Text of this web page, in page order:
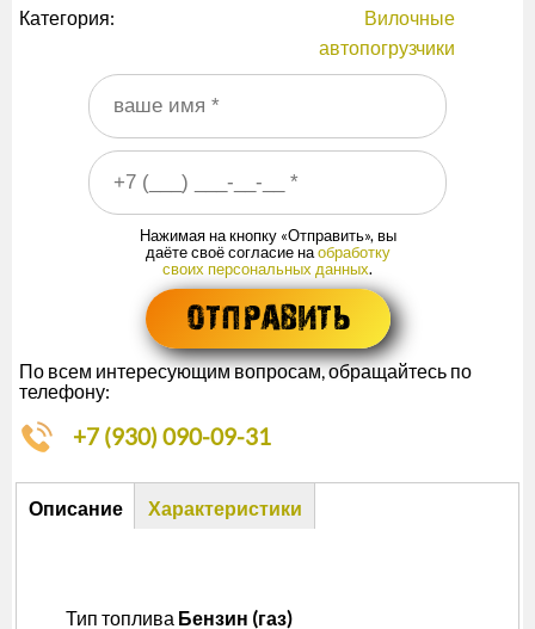
Категория:
Вилочные
автопогрузчики
Ваше имя
Ваш номер телефона
Нажимая на кнопку «Отправить», вы
даёте своё согласие наобработку
своих персональных данных.
По всем интересующим вопросам, обращайтесь по
телефону:
+7 (930) 090-09-31
Описание
Описание
Характеристики
Тип топлива Бензин (газ)